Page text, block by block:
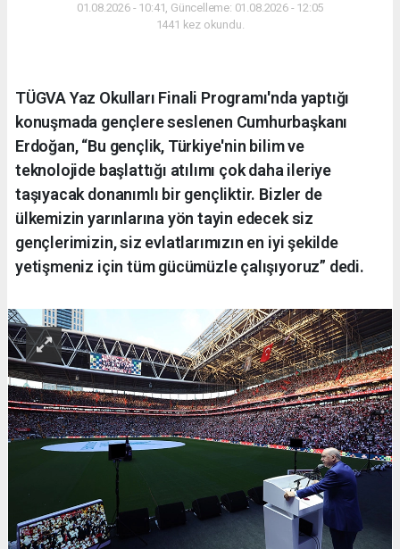
01.08.2026 - 10:41, Güncelleme: 01.08.2026 - 12:05
1441 kez okundu.
TÜGVA Yaz Okulları Finali Programı'nda yaptığı
konuşmada gençlere seslenen Cumhurbaşkanı
Erdoğan, “Bu gençlik, Türkiye'nin bilim ve
teknolojide başlattığı atılımı çok daha ileriye
taşıyacak donanımlı bir gençliktir. Bizler de
ülkemizin yarınlarına yön tayin edecek siz
gençlerimizin, siz evlatlarımızın en iyi şekilde
yetişmeniz için tüm gücümüzle çalışıyoruz” dedi.